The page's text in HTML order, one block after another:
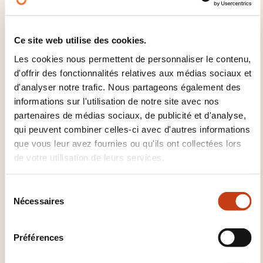
Ce site web utilise des cookies.
Les cookies nous permettent de personnaliser le contenu,
d'offrir des fonctionnalités relatives aux médias sociaux et
d'analyser notre trafic. Nous partageons également des
informations sur l'utilisation de notre site avec nos
partenaires de médias sociaux, de publicité et d'analyse,
qui peuvent combiner celles-ci avec d'autres informations
que vous leur avez fournies ou qu'ils ont collectées lors
de votre utilisation de leurs services.
Nécessaires
Préférences
En savoir plus sur l’organisme de
formation: Ministère de l'Éducation
Jeunesse
CES FORMATIONS POURRAIENT
VOUS INTÉRESSER
EN